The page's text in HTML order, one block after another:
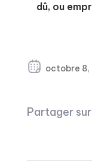
dû, ou
octobre 8,
Partager